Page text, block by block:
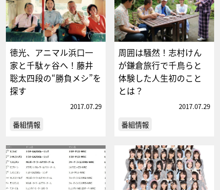
徳光、アニマル浜口一
家と千駄ヶ谷へ！藤井
聡太四段の“勝負メシ”を
探す
2017.07.29
番組情報
周囲は騒然！志村けん
が鎌倉旅行で千鳥らと
体験した人生初のこと
とは？
2017.07.29
番組情報